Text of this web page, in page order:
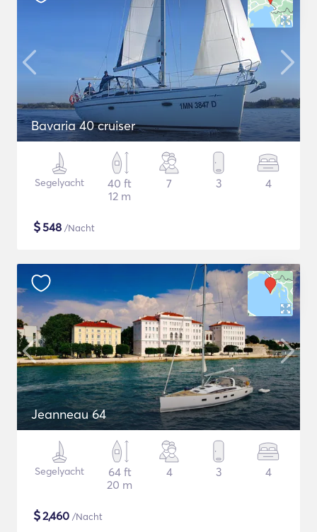
Bavaria 40 cruiser
Segelyacht
40 ft
12 m
7 3 4
$548 /Nacht
Jeanneau 64
Segelyacht
64 ft
20 m
4 3 4
$2,460 /Nacht